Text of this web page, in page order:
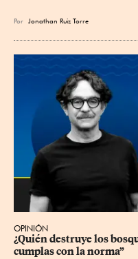
Por Jonathan Ruiz Torre
OPINIÓN
¿Quién destruye los
cumplas con la norma”